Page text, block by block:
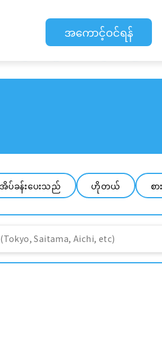
အကောင့်ဝင်ရန်
အိပ်ခန်းပေးသည် ဟိုတယ် စ